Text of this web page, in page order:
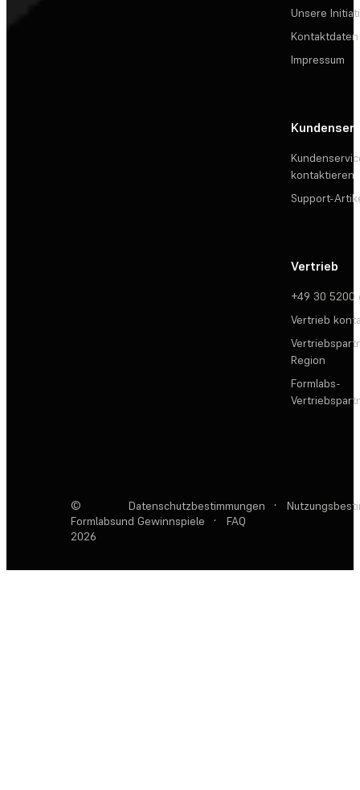
Unsere
Kontaktdaten
Impressum
kontaktieren
Support-
Vertrieb
+49 30 5200
Vertrieb
Region
Formlabs-
©
Formlabs
2026
Datenschutzbestimmungen ·
und Gewinnspiele
· FAQ